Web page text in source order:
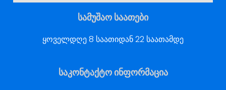
სამუშაო საათები
ყოველდღე 8 საათიდან 22 საათამდე
საკონტაქტო ინფორმაცია